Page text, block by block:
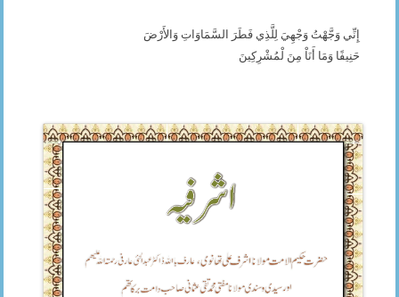
إِنِّي وَجَّهْتُ وَجْهِيَ لِلَّذِي فَطَرَ السَّمَاوَاتِ وَالأَرْضَ
حَنِيفًا وَمَا أَنَاْ مِنَ لْمُشْرِكِينَ